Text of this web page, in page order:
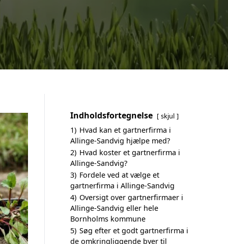
Indholdsfortegnelse skjul
1) Hvad kan et gartnerfirma i
Allinge-Sandvig hjælpe med?
2) Hvad koster et gartnerfirma i
Allinge-Sandvig?
3) Fordele ved at vælge et
gartnerfirma i Allinge-Sandvig
4) Oversigt over gartnerfirmaer i
Allinge-Sandvig eller hele
Bornholms kommune
5) Søg efter et godt gartnerfirma i
de omkringliggende byer til